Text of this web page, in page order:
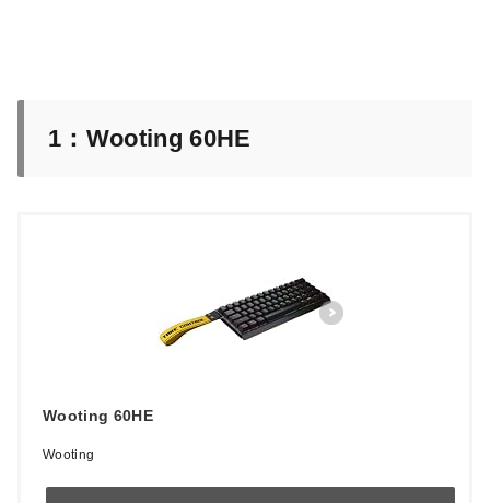
1：Wooting 60HE
Wooting 60HE
Wooting